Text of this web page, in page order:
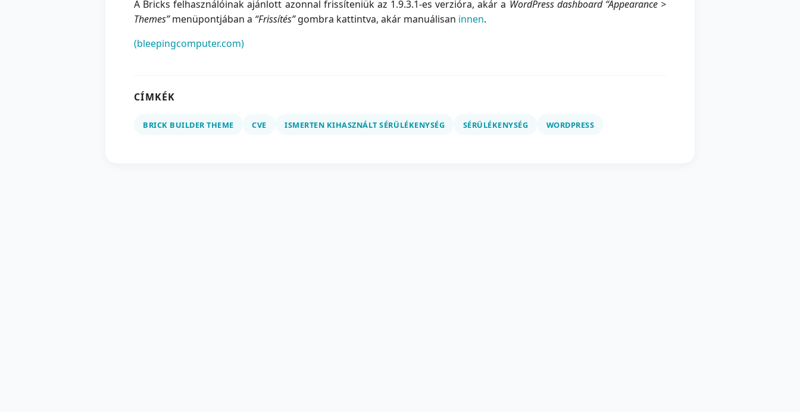
A Bricks felhasználóinak ajánlott azonnal frissíteniük az 1.9.3.1-es verzióra, akár a WordPress dashboard “Appearance >
Themes”menüpontjában a “Frissítés”gombra kattintva, akár manuálisan innen.
(bleepingcomputer.com)
CÍMKÉK
BRICK BUILDER THEME CVE ISMERTEN KIHASZNÁLT SÉRÜLÉKENYSÉG SÉRÜLÉKENYSÉG WORDPRESS